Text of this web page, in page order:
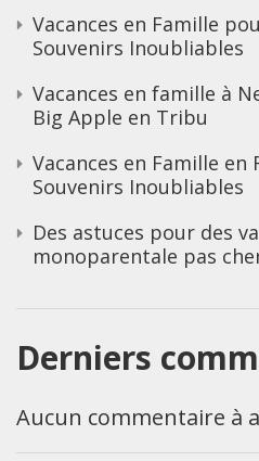
Vacances en Famille
Souvenirs Inoubliables
Vacances en famille à
Big Apple en Tribu
Vacances en Famille en
Souvenirs Inoubliables
Des astuces pour des
monoparentale pas
Derniers
Aucun commentaire à